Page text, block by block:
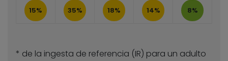
15% 35% 18% 14% 8%
* de la ingesta de referencia (IR) para un adulto